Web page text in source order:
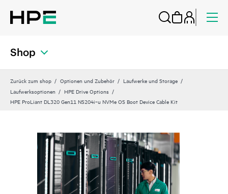
Shop
Zurück zum shop Optionen und Zubehör
Laufwerke und Storage
Laufwerksoptionen
HPE Drive Options
HPE ProLiant DL320 Gen11 NS204i‑u NVMe OS Boot Device Cable Kit